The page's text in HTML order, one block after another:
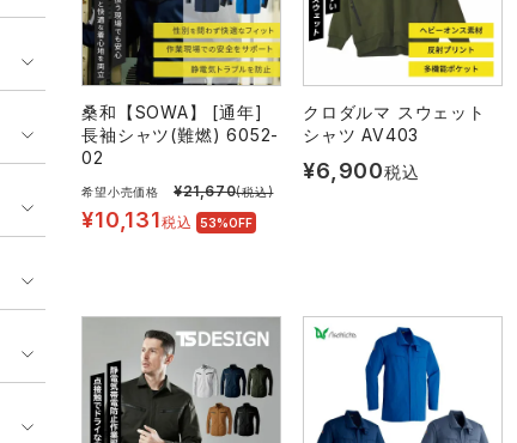
カジュアル
桑和【SOWA】 [通年]
長袖シャツ(難燃) 6052-
02
希望小売価格 ¥21,670(税込)
¥10,131税込 53%OFF
クロダルマ スウェット
シャツ AV403
¥6,900税込